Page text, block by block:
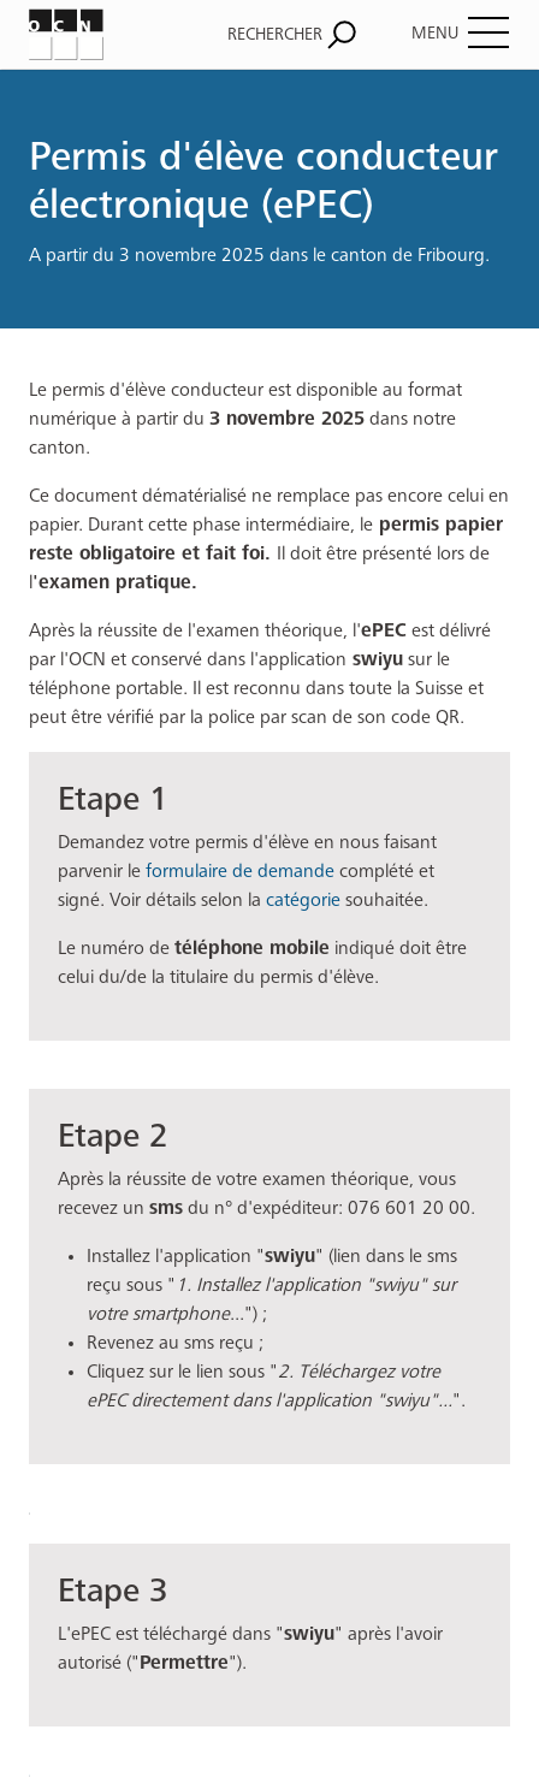
d'Ariane
Permis d'élève conducteur
électronique (ePEC)
A partir du 3 novembre 2025 dans le canton de Fribourg.
Le permis d'élève conducteur est disponible au format
numérique à partir du 3 novembre 2025 dans notre
canton.
Ce document dématérialisé ne remplace pas encore celui en
papier. Durant cette phase intermédiaire, le permis papier
reste obligatoire et fait foi.
Il doit être présenté lors de
'examen pratique.
Après la réussite de l'examen théorique, l'ePEC est délivré
par l'OCN et conservé dans l'application swiyu sur le
téléphone portable. Il est reconnu dans toute la Suisse et
peut être vérifié par la police par scan de son code QR.
Etape 1
Demandez votre permis d'élève en nous faisant
parvenir le formulaire de demande complété et
signé. Voir détails selon la catégorie souhaitée.
Le numéro de téléphone mobile indiqué doit être
celui du/de la titulaire du permis d'élève.
Etape 2
Après la réussite de votre examen théorique, vous
recevez un sms du n° d'expéditeur: 076 601 20 00.
Installez l'application "swiyu" (lien dans le sms
reçu sous " 1. Installez l'application "swiyu" sur
votre smartphone...") ;
Revenez au sms reçu ;
Cliquez sur le lien sous "2. Téléchargez votre
ePEC directement dans l'application "swiyu"...".
Etape 3
L'ePEC est téléchargé dans "swiyu" après l'avoir
autorisé (" Permettre").
RECHERCHER MENU